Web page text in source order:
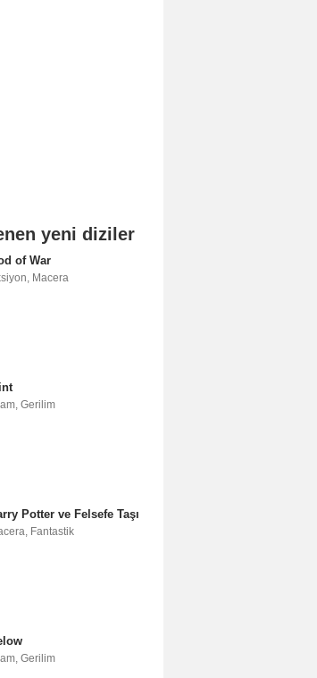
yeni diziler
of War
Macera
Gerilim
Potter ve Felsefe Taşı
Fantastik
Gerilim